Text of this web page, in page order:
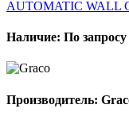
Наличие: По запросу
Производитель: